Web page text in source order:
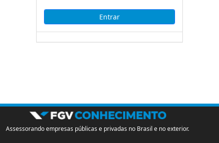
Assessorando empresas públicas e privadas no Brasil e no exterior.